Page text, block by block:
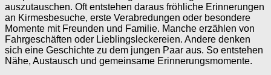
auszutauschen. Oft entstehen daraus fröhliche Erinnerungen
an Kirmesbesuche, erste Verabredungen oder besondere
Momente mit Freunden und Familie. Manche erzählen von
Fahrgeschäften oder Lieblingsleckereien. Andere denken
sich eine Geschichte zu dem jungen Paar aus. So entstehen
Nähe, Austausch und gemeinsame Erinnerungsmomente.